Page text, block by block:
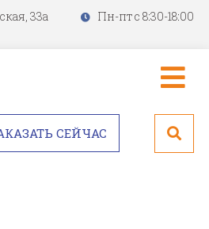
33а
Пн-пт с 8:30-18:00
СЕЙЧАС